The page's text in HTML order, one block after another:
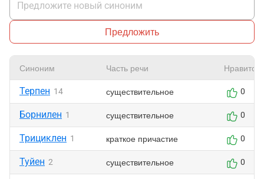
Предложить
Синоним Часть речи Нравится
Терпен 14 существительное 0
Борнилен 1 существительное 0
Трициклен 1 краткое причастие 0
Туйен 2 существительное 0